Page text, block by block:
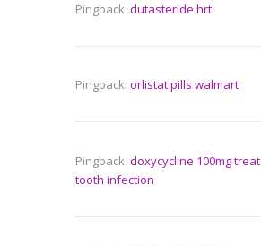
Pingback: dutasteride hrt
Pingback: orlistat pills walmart
Pingback: doxycycline 100mg treat
tooth infection